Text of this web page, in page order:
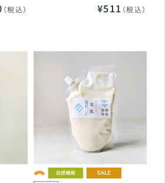
（税込） ¥511 （税込）